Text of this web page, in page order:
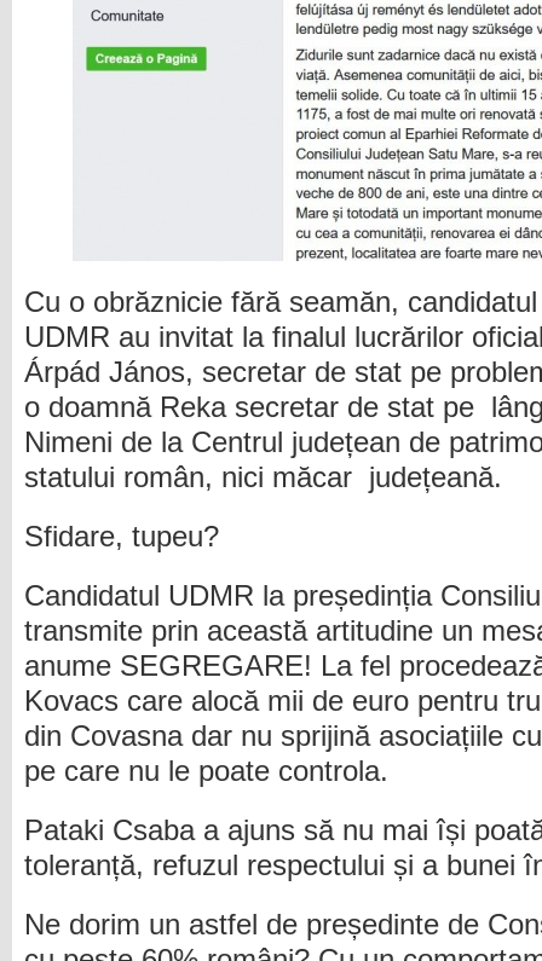
Cu o obrăznicie fără seamăn,
UDMR au invitat la finalul lucrărilor
Árpád János, secretar de stat pe
o doamnă Reka secretar de stat pe
Nimeni de la Centrul județean de
statului român, nici măcar județeană.
Sfidare, tupeu?
Candidatul UDMR la președinția
transmite prin această artitudine un
anume SEGREGARE! La fel
Kovacs care alocă mii de euro pentru
din Covasna dar nu sprijină asociațiile
pe care nu le poate controla.
Pataki Csaba a ajuns să nu mai își
toleranță, refuzul respectului și a bunei
Ne dorim un astfel de președinte de